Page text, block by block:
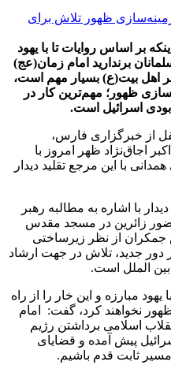
بر اساس روایات تا با یهود
برندارید امام زمان(عج)
اهل بیت(ع) بسیار مهم است،
ظهور؛ مهم‌ترین کار در
اسرائیل است.
از خبرگزاری فارس،
اجاق‌نژاد ظهر امروز با
با این مرجع تقلید دیدار
با اشاره به مطالبه رهبر
زائرین در مسجد مقدس
از نظر زیرساختی
دور جدید، تلاش در جهت ارشاد
الملل است.
یهود مبارزه و این خار را از راه
نخواهند کرد، گفت: امام
اسلامی برداشتن رژیم
پیش آمده و قضایای
ثابت قدم باشیم.